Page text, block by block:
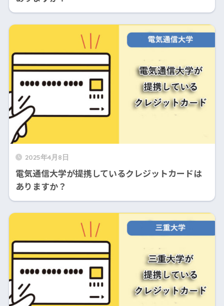
2025年4月8日
電気通信大学が提携しているクレジットカードは
ありますか？